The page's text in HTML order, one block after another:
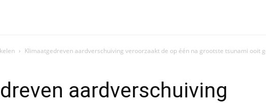
Klimaatgedreven aardverschuiving veroorzaakt de op één na grootste tsunami ooit
aardverschuiving